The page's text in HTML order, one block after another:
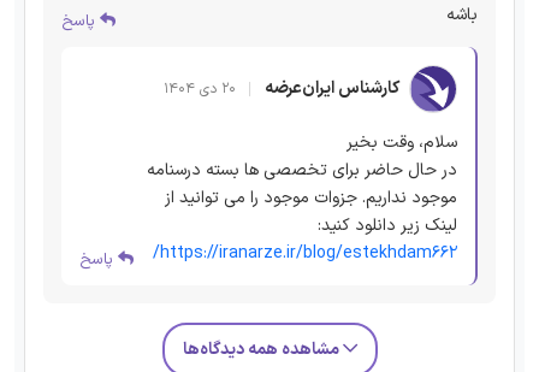
باشه
پاسخ
کارشناس ایران‌عرضه ۲۰ دی ۱۴۰۴
سلام، وقت بخیر
در حال حاضر برای تخصصی ها بسته درسنامه
موجود نداریم. جزوات موجود را می توانید از
لینک زیر دانلود کنید:
https://iranarze.ir/blog/estekhdam662/
پاسخ
مشاهده همه دیدگاه‌ها